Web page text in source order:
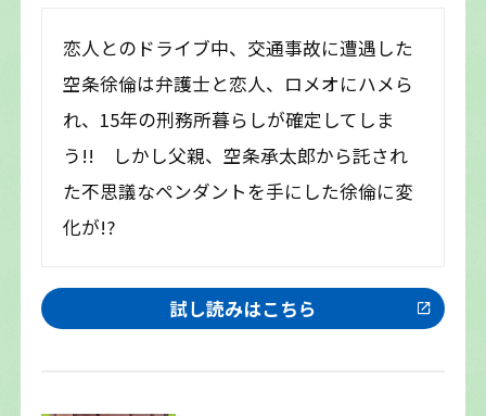
恋人とのドライブ中、交通事故に遭遇した
空条徐倫は弁護士と恋人、ロメオにハメら
れ、15年の刑務所暮らしが確定してしま
う!! しかし父親、空条承太郎から託され
た不思議なペンダントを手にした徐倫に変
化が!?
試し読みはこちら